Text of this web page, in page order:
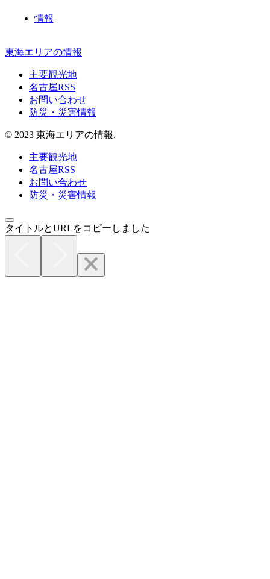
情報
東海エリアの情報
主要観光地
名古屋RSS
お問い合わせ
防災・災害情報
© 2023 東海エリアの情報.
主要観光地
名古屋RSS
お問い合わせ
防災・災害情報
タイトルとURLをコピーしました